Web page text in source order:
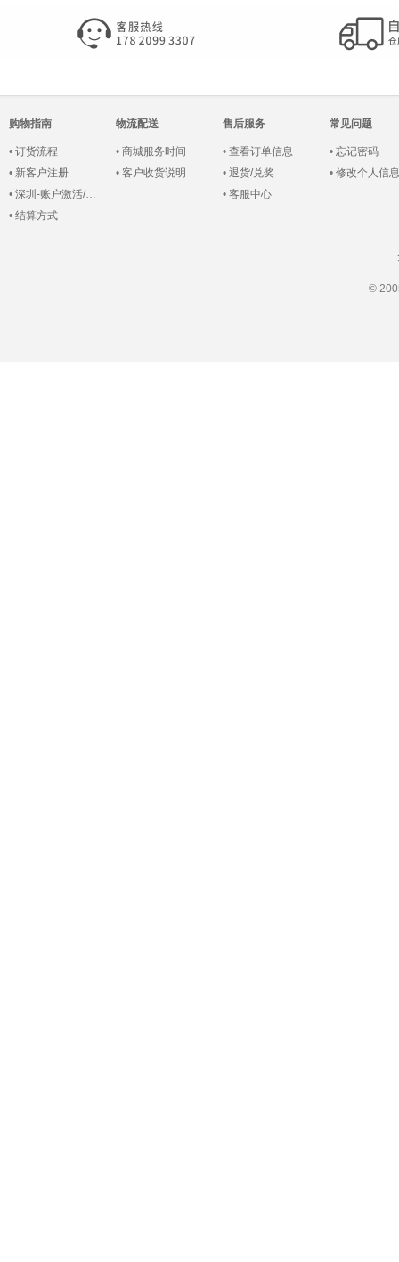
购物指南
• 订货流程
• 新客户注册
• 深圳-账户激活/登录
• 结算方式
物流配送
• 商城服务时间
• 客户收货说明
售后服务
• 查看订单信息
• 退货/兑奖
• 客服中心
常见问题
• 忘记密码
• 修改个人信息
©